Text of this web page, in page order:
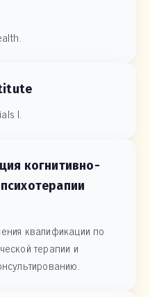
I.
когнитивно-
квалификации по
терапии и